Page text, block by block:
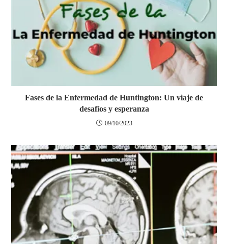
Fases de la Enfermedad de Huntington: Un viaje de
desafíos y esperanza
09/10/2023